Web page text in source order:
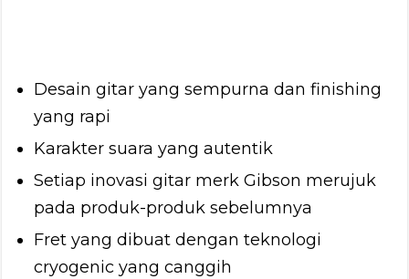
Desain gitar yang sempurna dan finishing
yang rapi
Karakter suara yang autentik
Setiap inovasi gitar merk Gibson merujuk
pada produk-produk sebelumnya
Fret yang dibuat dengan teknologi
cryogenic yang canggih